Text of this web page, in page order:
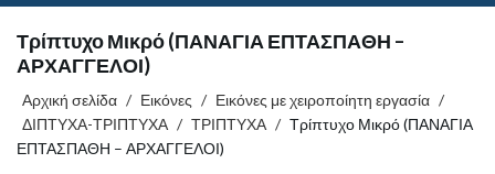
Τρίπτυχο Μικρό (ΠΑΝΑΓΙΑ ΕΠΤΑΣΠΑΘΗ –
ΑΡΧΑΓΓΕΛΟΙ)
Αρχική σελίδα / Εικόνες / Εικόνες με χειροποίητη εργασία /
ΔΙΠΤΥΧΑ-ΤΡΙΠΤΥΧΑ / ΤΡΙΠΤΥΧΑ / Τρίπτυχο Μικρό (ΠΑΝΑΓΙΑ
ΕΠΤΑΣΠΑΘΗ – ΑΡΧΑΓΓΕΛΟΙ)